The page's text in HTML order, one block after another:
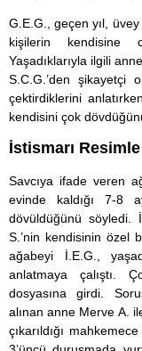
G.E.G., geçen yıl,
kişilerin kendisine
Yaşadıklarıyla ilgili
S.C.G.’den şikayetçi
çektirdiklerini
kendisini çok
İstismarı
Savcıya ifade veren
evinde kaldığı 7-8
dövüldüğünü söyledi.
S.’nin kendisinin özel
ağabeyi İ.E.G.,
anlatmaya çalıştı.
dosyasına girdi.
alınan anne Merve A.
çıkarıldığı